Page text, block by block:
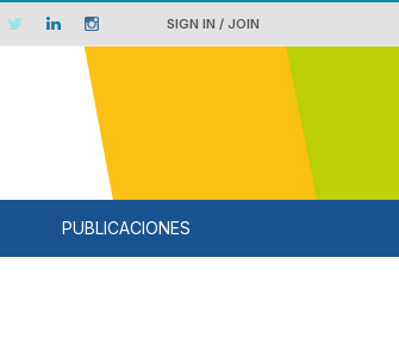
SIGN IN / JOIN
PUBLICACIONES